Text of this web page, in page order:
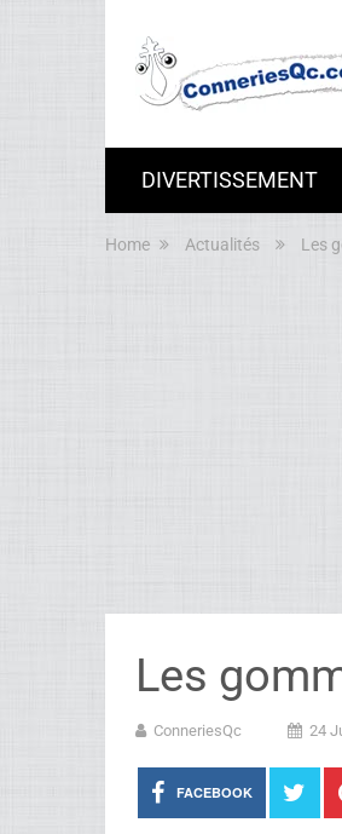
DIVERTISSEMENT
Home Actualités Les
Les
ConneriesQc 24
FACEBOOK